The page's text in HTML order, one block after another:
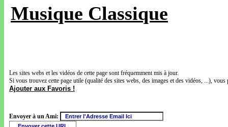
Musique Classique
Les sites webs et les vidéos de cette page sont fréquemment mis à jour.
Si vous trouvez cette page utile (qualité des sites webs, des images et des vidéos, ...),
Ajouter aux Favoris !
Envoyer à un Ami: